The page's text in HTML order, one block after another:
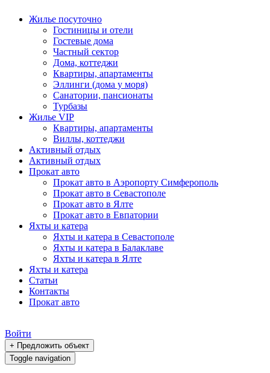
Жилье посуточно
Гостиницы и отели
Гостевые дома
Частный сектор
Дома, коттеджи
Квартиры, апартаменты
Эллинги (дома у моря)
Санатории, пансионаты
Турбазы
Жилье VIP
Квартиры, апартаменты
Виллы, коттеджи
Активный отдых
Активный отдых
Прокат авто
Прокат авто в Аэропорту Симферополь
Прокат авто в Севастополе
Прокат авто в Ялте
Прокат авто в Евпатории
Яхты и катера
Яхты и катера в Севастополе
Яхты и катера в Балаклаве
Яхты и катера в Ялте
Яхты и катера
Статьи
Контакты
Прокат авто
Войти
+ Предложить объект
Toggle navigation